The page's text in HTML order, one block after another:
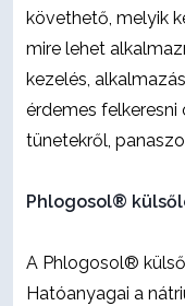
követhető, melyik
mire lehet
kezelés,
érdemes felkeresni
tünetekről,
Phlogosol®
A Phlogosol®
Hatóanyagai a